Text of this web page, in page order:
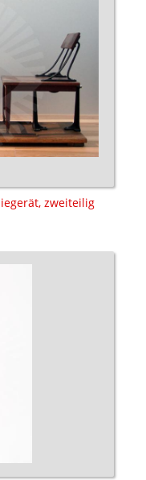
zweiteilig